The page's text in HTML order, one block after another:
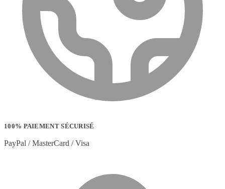
100% PAIEMENT SÉCURISÉ
PayPal / MasterCard / Visa